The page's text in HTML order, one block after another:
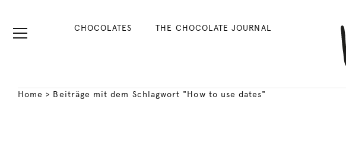
CHOCOLATES THE CHOCOLATE JOURNAL
Home > Beiträge mit dem Schlagwort "How to use dates"